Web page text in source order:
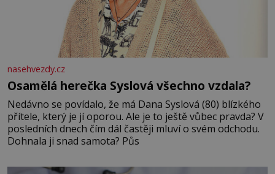
nasehvezdy.cz
Osamělá herečka Syslová všechno vzdala?
Nedávno se povídalo, že má Dana Syslová (80) blízkého
přítele, který je jí oporou. Ale je to ještě vůbec pravda? V
posledních dnech čím dál častěji mluví o svém odchodu.
Dohnala ji snad samota? Půs